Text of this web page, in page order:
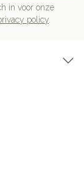
in voor onze
policy